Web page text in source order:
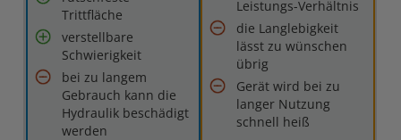
Trittfläche
verstellbare
Schwierigkeit
bei zu langem
Gebrauch kann die
Hydraulik beschädigt
werden
Leistungs-Verhältnis
die Langlebigkeit
lässt zu wünschen
übrig
Gerät wird bei zu
langer Nutzung
schnell heiß